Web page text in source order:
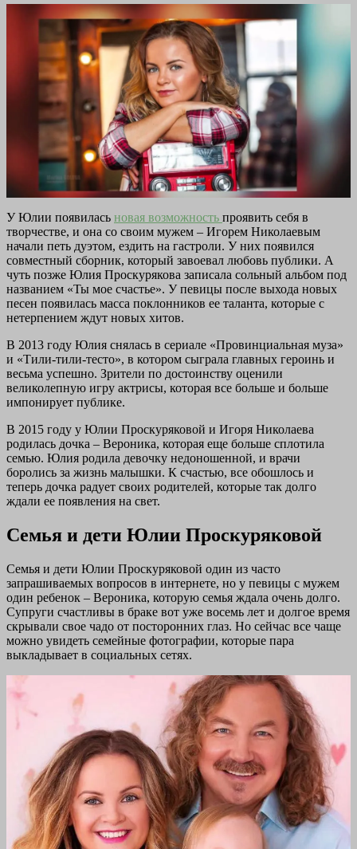
У Юлии появилась новая возможность проявить себя в
творчестве, и она со своим мужем – Игорем Николаевым
начали петь дуэтом, ездить на гастроли. У них появился
совместный сборник, который завоевал любовь публики. А
чуть позже Юлия Проскурякова записала сольный альбом под
названием «Ты мое счастье». У певицы после выхода новых
песен появилась масса поклонников ее таланта, которые с
нетерпением ждут новых хитов.
В 2013 году Юлия снялась в сериале «Провинциальная муза»
и «Тили-тили-тесто», в котором сыграла главных героинь и
весьма успешно. Зрители по достоинству оценили
великолепную игру актрисы, которая все больше и больше
импонирует публике.
В 2015 году у Юлии Проскуряковой и Игоря Николаева
родилась дочка – Вероника, которая еще больше сплотила
семью. Юлия родила девочку недоношенной, и врачи
боролись за жизнь малышки. К счастью, все обошлось и
теперь дочка радует своих родителей, которые так долго
ждали ее появления на свет.
Семья и дети Юлии Проскуряковой
Семья и дети Юлии Проскуряковой один из часто
запрашиваемых вопросов в интернете, но у певицы с мужем
один ребенок – Вероника, которую семья ждала очень долго.
Супруги счастливы в браке вот уже восемь лет и долгое время
скрывали свое чадо от посторонних глаз. Но сейчас все чаще
можно увидеть семейные фотографии, которые пара
выкладывает в социальных сетях.